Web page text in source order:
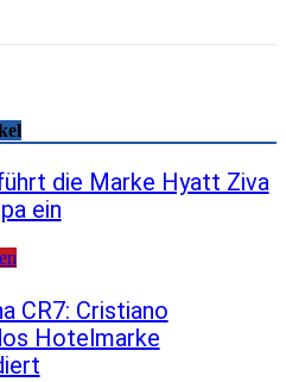
die Marke Hyatt Ziva
ein
CR7: Cristiano
Hotelmarke